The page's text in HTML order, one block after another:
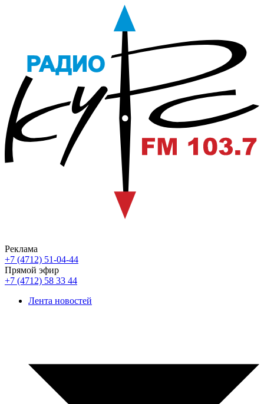
Реклама
+7 (4712) 51-04-44
Прямой эфир
+7 (4712) 58 33 44
Лента новостей